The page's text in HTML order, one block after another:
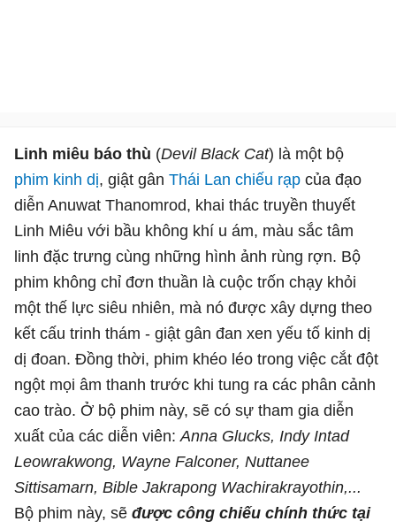
Linh miêu báo thù (Devil Black Cat) là một bộ
phim kinh dị, giật gân Thái Lan chiếu rạp của đạo
diễn Anuwat Thanomrod, khai thác truyền thuyết
Linh Miêu với bầu không khí u ám, màu sắc tâm
linh đặc trưng cùng những hình ảnh rùng rợn. Bộ
phim không chỉ đơn thuần là cuộc trốn chạy khỏi
một thế lực siêu nhiên, mà nó được xây dựng theo
kết cấu trinh thám - giật gân đan xen yếu tố kinh dị
dị đoan. Đồng thời, phim khéo léo trong việc cắt đột
ngột mọi âm thanh trước khi tung ra các phân cảnh
cao trào. Ở bộ phim này, sẽ có sự tham gia diễn
xuất của các diễn viên:Anna Glucks, Indy Intad
Leowrakwong, Wayne Falconer, Nuttanee
Sittisamarn, Bible Jakrapong Wachirakrayothin,...
Bộ phim này, sẽ được công chiếu chính thức tại